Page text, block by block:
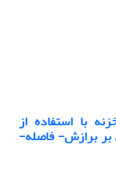
با استفاده از
برازش- فاصله-